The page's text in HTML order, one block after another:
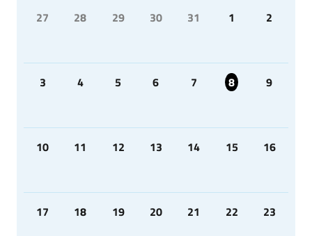
27 28 29 30 31 1 2
3 4 5 6 7 8 9
10 11 12 13 14 15 16
17 18 19 20 21 22 23